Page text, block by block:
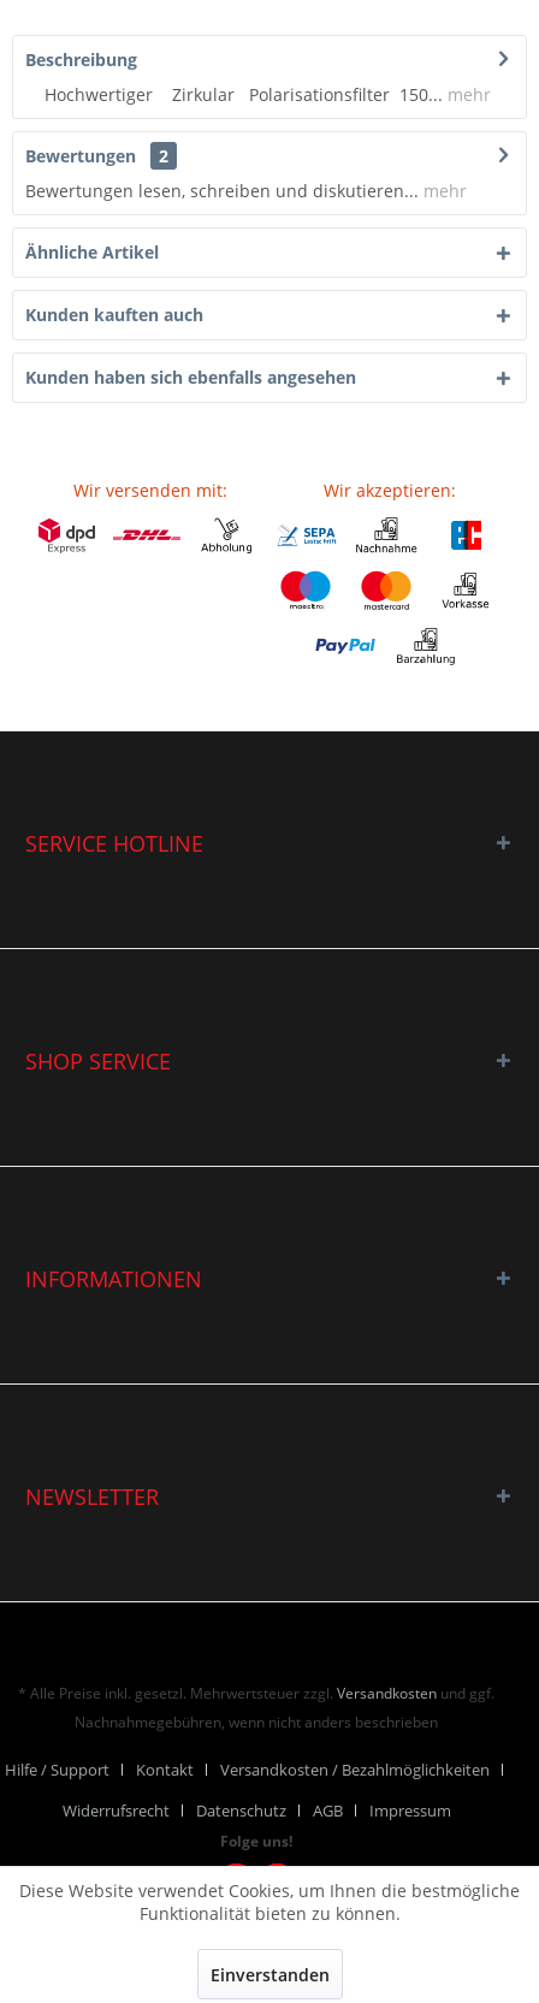
Beschreibung
Hochwertiger Zirkular Polarisationsfilter 150... mehr
Bewertungen
2
Bewertungen lesen, schreiben und diskutieren... mehr
Ähnliche Artikel
Kunden kauften auch
Kunden haben sich ebenfalls angesehen
Wir versenden mit: Wir akzeptieren:
SERVICE HOTLINE
SHOP SERVICE
INFORMATIONEN
NEWSLETTER
* Alle Preise inkl. gesetzl. Mehrwertsteuer zzgl.Versandkosten und ggf.
Nachnahmegebühren, wenn nicht anders beschrieben
Hilfe / Support Kontakt
Versandkosten / Bezahlmöglichkeiten
Widerrufsrecht
Datenschutz AGB Impressum
Folge uns!
Diese Website verwendet Cookies, um Ihnen die bestmögliche
Funktionalität bieten zu können.
Einverstanden